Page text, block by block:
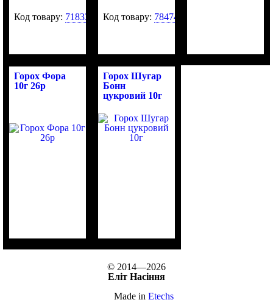
Код товару: 71833 Код товару: 78474
Горох Фора
10г 26р
Горох Шугар
Бонн
цукровий 10г
© 2014—2026
Еліт Насіння
Made in Etechs